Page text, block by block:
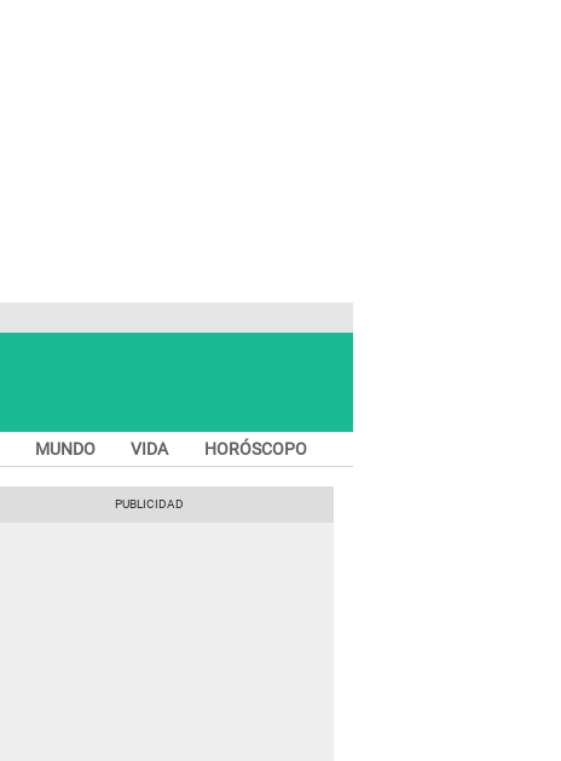
MUNDO VIDA HORÓSCOPO